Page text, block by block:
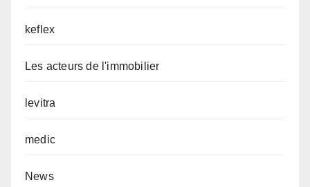
keflex
Les acteurs de l'immobilier
levitra
medic
News